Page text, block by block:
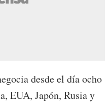
desde el día ocho
EUA, Japón, Rusia y